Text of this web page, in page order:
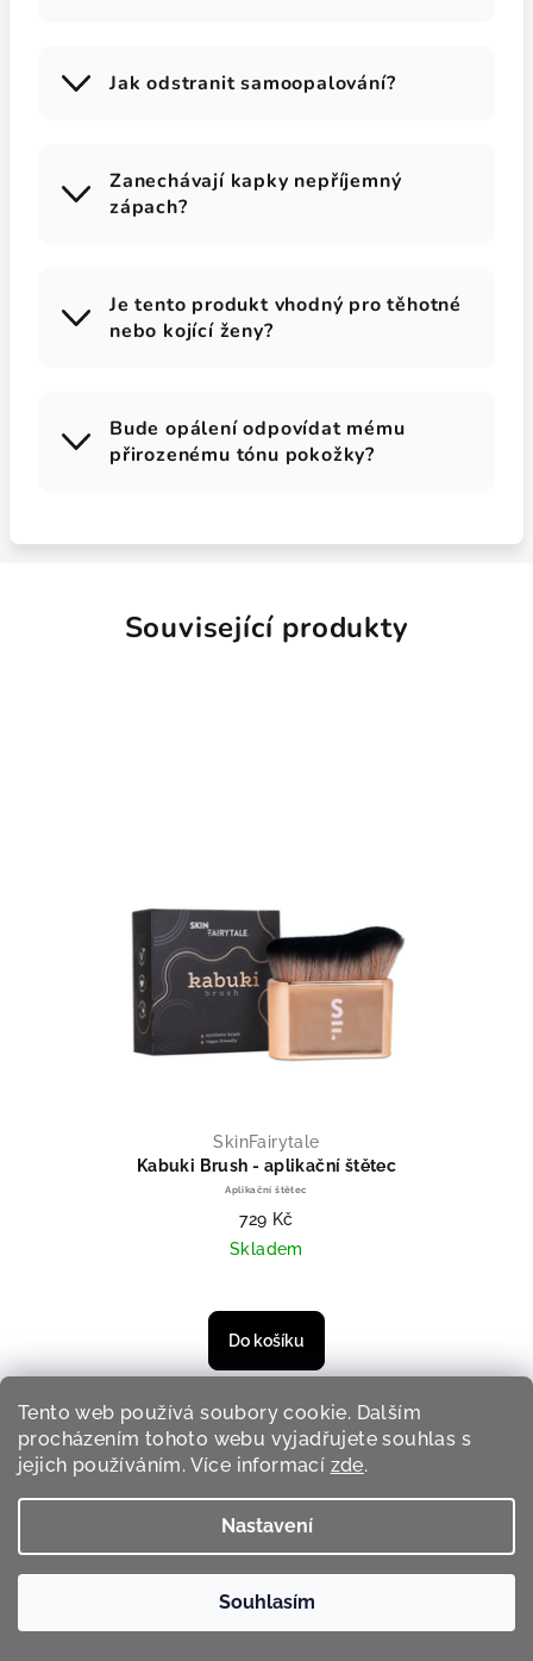
Tento web používá soubory cookie. Dalším
procházením tohoto webu vyjadřujete souhlas s
jejich používáním. Více informací zde.
Nastavení
Souhlasím
Jak odstranit samoopalování?
Zanechávají kapky nepříjemný
zápach?
Je tento produkt vhodný pro těhotné
nebo kojící ženy?
Bude opálení odpovídat mému
přirozenému tónu pokožky?
Související produkty
SkinFairytale
Kabuki Brush - aplikační štětec
Aplikační štětec
729 Kč
Skladem
Do košíku